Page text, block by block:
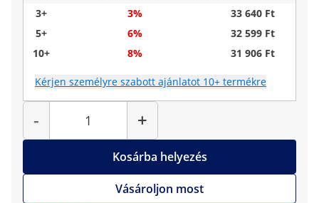
3+
3%
33 640 Ft
5+
6%
32 599 Ft
10+
8% 31 906 Ft
Kérjen személyre szabott ajánlatot 10+ termékre
-
Mennyiség
+
Kosárba helyezés
Vásároljon most